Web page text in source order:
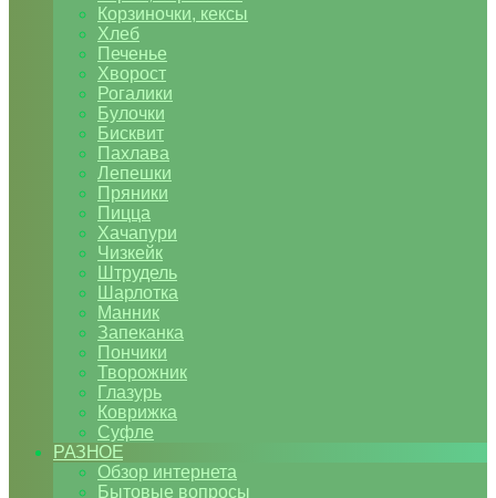
Корзиночки, кексы
Хлеб
Печенье
Хворост
Рогалики
Булочки
Бисквит
Пахлава
Лепешки
Пряники
Пицца
Хачапури
Чизкейк
Штрудель
Шарлотка
Манник
Запеканка
Пончики
Творожник
Глазурь
Коврижка
Суфле
РАЗНОЕ
Обзор интернета
Бытовые вопросы